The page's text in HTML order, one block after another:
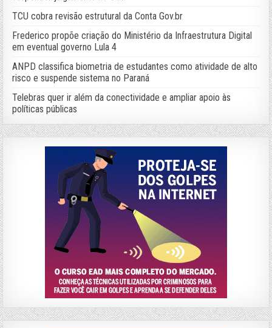
TCU cobra revisão estrutural da Conta Gov.br
Frederico propõe criação do Ministério da Infraestrutura Digital
em eventual governo Lula 4
ANPD classifica biometria de estudantes como atividade de alto
risco e suspende sistema no Paraná
Telebras quer ir além da conectividade e ampliar apoio às
políticas públicas